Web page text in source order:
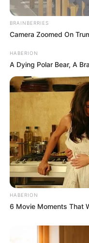
BRAINBERRIES
Camera Zoomed On
HABERION
A Dying Polar Bear, A
HABERION
6 Movie Moments That